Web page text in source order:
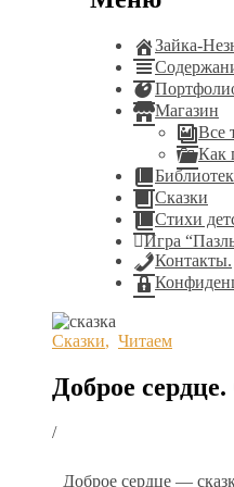
Зайка-
Магазин
Все
Как
Сказки
Стихи
Игра
Контакты.
Сказки, Читаем
Доброе
/
Доброе сердце —